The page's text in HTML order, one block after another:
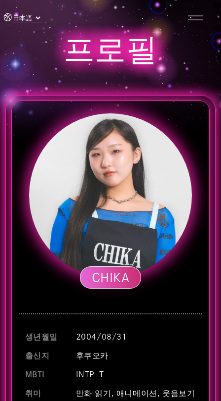
콘텐츠
로 건너
뛰기
프로필
CHIKA
생년월일 2004/08/31
출신지 후쿠오카
MBTI INTP-T
취미 만화 읽기, 애니메이션, 웃음보기